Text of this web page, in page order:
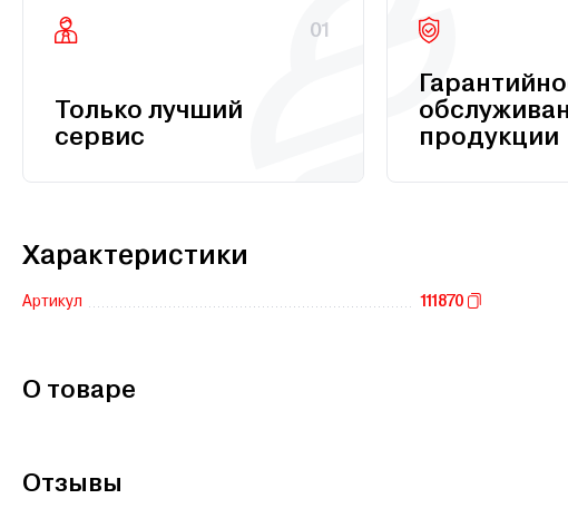
01
Только лучший
сервис
продукции
Характеристики
Артикул 111870
О товаре
Отзывы